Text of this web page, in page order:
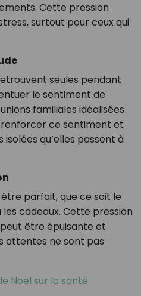
Cette pression
surtout pour ceux qui
seules pendant
le sentiment de
familiales idéalisées
ce sentiment et
qu’elles passent à
parfait, que ce soit le
cadeaux. Cette pression
être épuisante et
attentes ne sont pas
Noël sur la santé